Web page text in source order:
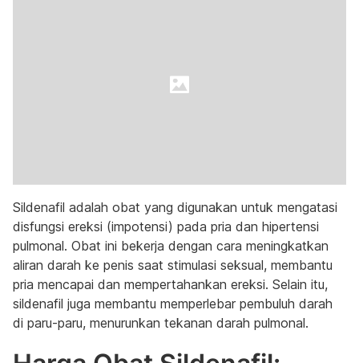
Sildenafil adalah obat yang digunakan untuk mengatasi
disfungsi ereksi (impotensi) pada pria dan hipertensi
pulmonal. Obat ini bekerja dengan cara meningkatkan
aliran darah ke penis saat stimulasi seksual, membantu
pria mencapai dan mempertahankan ereksi. Selain itu,
sildenafil juga membantu memperlebar pembuluh darah
di paru-paru, menurunkan tekanan darah pulmonal.